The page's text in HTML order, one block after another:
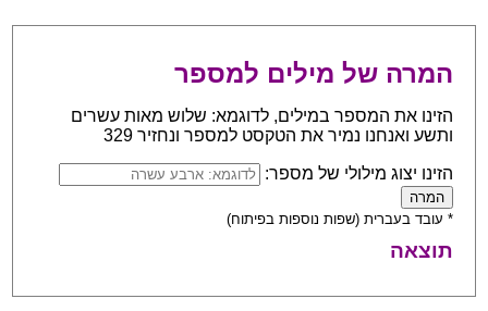
המרה של מילים למספר
הזינו את המספר במילים, לדוגמא: שלוש מאות עשרים
ותשע ואנחנו נמיר את הטקסט למספר ונחזיר 329
הזינו יצוג מילולי של מספר:
* עובד בעברית (שפות נוספות בפיתוח)
תוצאה